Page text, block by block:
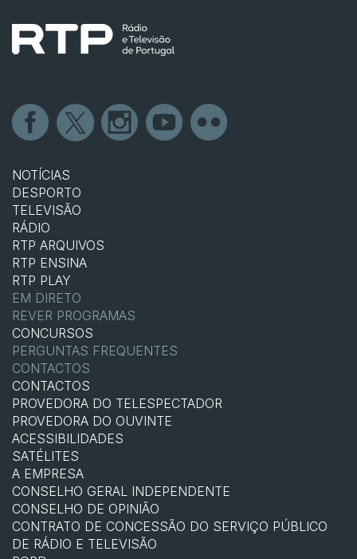
NOTÍCIAS
DESPORTO
TELEVISÃO
RÁDIO
RTP ARQUIVOS
RTP ENSINA
RTP PLAY
EM DIRETO
REVER PROGRAMAS
CONCURSOS
PERGUNTAS FREQUENTES
CONTACTOS
CONTACTOS
PROVEDORA DO TELESPECTADOR
PROVEDORA DO OUVINTE
ACESSIBILIDADES
SATÉLITES
A EMPRESA
CONSELHO GERAL INDEPENDENTE
CONSELHO DE OPINIÃO
CONTRATO DE CONCESSÃO DO SERVIÇO PÚBLICO
DE RÁDIO E TELEVISÃO